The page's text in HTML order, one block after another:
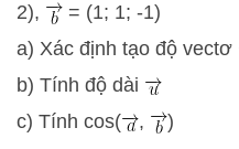
2),
= (1; 1; -1)
a) Xác định tạo độ vectơ
b) Tính độ dài
c) Tính cos(
, )